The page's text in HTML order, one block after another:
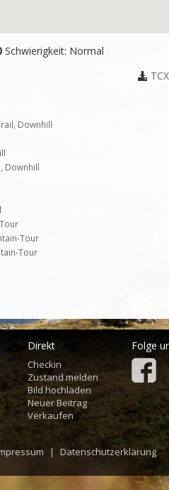
Schwierigkeit: Normal
TCX
Downhill
Downhill
Tour
Tour
Direkt
Checkin
Zustand melden
Bild hochladen
Neuer Beitrag
Verkaufen
Folge
| Datenschutzerklärung